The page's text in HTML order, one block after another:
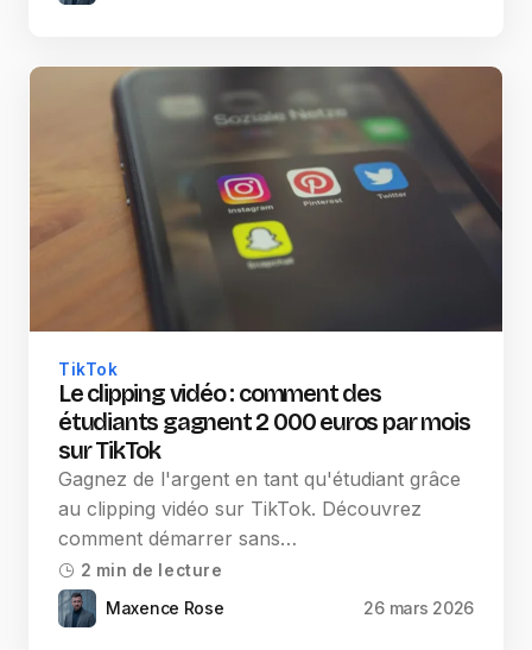
TikTok
Le clipping vidéo : comment des
étudiants gagnent 2 000 euros par mois
sur TikTok
Gagnez de l'argent en tant qu'étudiant grâce
au clipping vidéo sur TikTok. Découvrez
comment démarrer sans…
2 min de lecture
Maxence Rose 26 mars 2026